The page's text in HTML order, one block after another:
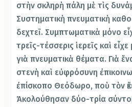
στὴν σκληρὴ πάλη μὲ τὶς
Συστηματικὴ πνευματικὴ
δεχτεῖ. Συμπτωματικὰ μόνο
τρεῖς-τέσσερις ἱερεῖς καὶ εἶχε
γιὰ πνευματικὰ θέματα. Γιὰ
στενὴ καὶ εὐφρόσυνη
ἐπίσκοπο Θεόδωρο, ποὺ τὸν
Ἀκολούθησαν δύο-τρία